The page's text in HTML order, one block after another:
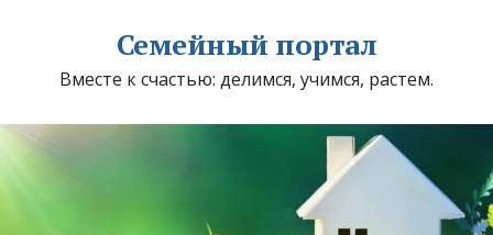
Семейный портал
Вместе к счастью: делимся, учимся, растем.